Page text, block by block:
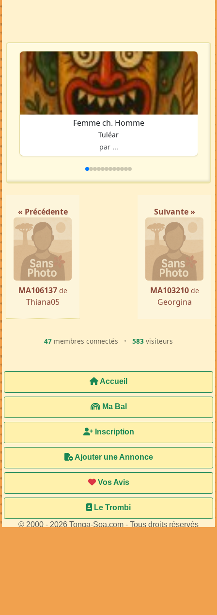
Femme ch. Homme
Tuléar
par ...
« Précédente
MA106137 de
Thiana05
Suivante »
MA103210 de
Georgina
47 membres connectés • 583 visiteurs
Accueil
Ma Bal
Inscription
Ajouter une Annonce
Vos Avis
Le Trombi
© 2000 - 2026 Tonga-Soa.com - Tous droits réservés